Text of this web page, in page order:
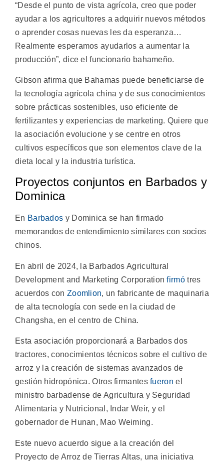
“Desde el punto de vista agrícola, creo que poder
ayudar a los agricultores a adquirir nuevos métodos
o aprender cosas nuevas les da esperanza…
Realmente esperamos ayudarlos a aumentar la
producción”, dice el funcionario bahameño.
Gibson afirma que Bahamas puede beneficiarse de
la tecnología agrícola china y de sus conocimientos
sobre prácticas sostenibles, uso eficiente de
fertilizantes y experiencias de marketing. Quiere que
la asociación evolucione y se centre en otros
cultivos específicos que son elementos clave de la
dieta local y la industria turística.
Proyectos conjuntos en Barbados y
Dominica
En Barbados y Dominica se han firmado
memorandos de entendimiento similares con socios
chinos.
En abril de 2024, la Barbados Agricultural
Development and Marketing Corporationfirmótres
acuerdos con Zoomlion, un fabricante de maquinaria
de alta tecnología con sede en la ciudad de
Changsha, en el centro de China.
Esta asociación proporcionará a Barbados dos
tractores, conocimientos técnicos sobre el cultivo de
arroz y la creación de sistemas avanzados de
gestión hidropónica. Otros firmantesfueronel
ministro barbadense de Agricultura y Seguridad
Alimentaria y Nutricional, Indar Weir, y el
gobernador de Hunan, Mao Weiming.
Este nuevo acuerdo sigue a la creación del
Proyecto de Arroz de Tierras Altas, una iniciativa